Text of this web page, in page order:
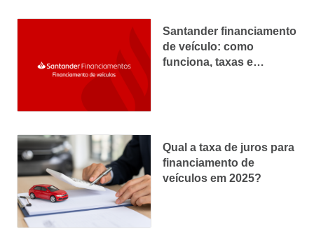
Santander financiamento
de veículo: como
funciona, taxas e
Qual a taxa de juros para
financiamento de
veículos em 2025?